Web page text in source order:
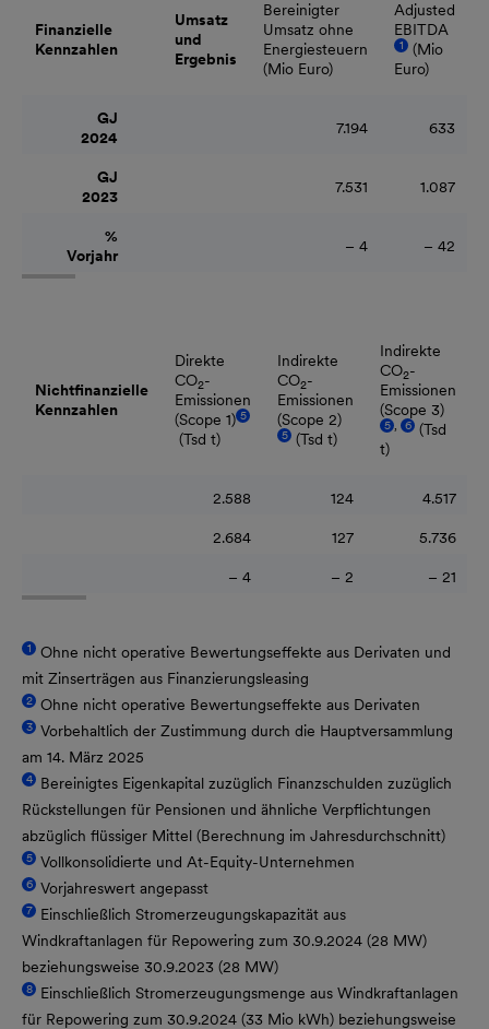
Finanzielle
Kennzahlen
Umsatz
und
Ergebnis
Bereinigter
Umsatz ohne
Energiesteuern
(Mio Euro)
Adjusted
EBITDA
1
(Mio
Euro)
GJ
2024
7.194 633
GJ
2023
7.531 1.087
%
Vorjahr
– 4 – 42
Nichtfinanzielle
Kennzahlen
Direkte
CO2-
Emissionen
(Scope 1) 5
(Tsd t)
Indirekte
CO2-
Emissionen
(Scope 2)
5 (Tsd t)
Indirekte
CO2-
Emissionen
(Scope 3)
5 , 6 (Tsd
t)
2.588 124 4.517
2.684 127 5.736
– 4 – 2 – 21
1
Ohne nicht operative Bewertungseffekte aus Derivaten und
mit Zinserträgen aus Finanzierungsleasing
2 Ohne nicht operative Bewertungseffekte aus Derivaten
3 Vorbehaltlich der Zustimmung durch die Hauptversammlung
am 14. März 2025
4
Bereinigtes Eigenkapital zuzüglich Finanzschulden zuzüglich
Rückstellungen für Pensionen und ähnliche Verpflichtungen
abzüglich flüssiger Mittel (Berechnung im Jahresdurchschnitt)
5 Vollkonsolidierte und At-Equity-Unternehmen
6 Vorjahreswert angepasst
7
Einschließlich Stromerzeugungskapazität aus
Windkraftanlagen für Repowering zum 30.9.2024 (28 MW)
beziehungsweise 30.9.2023 (28 MW)
8
Einschließlich Stromerzeugungsmenge aus Windkraftanlagen
für Repowering zum 30.9.2024 (33 Mio kWh) beziehungsweise